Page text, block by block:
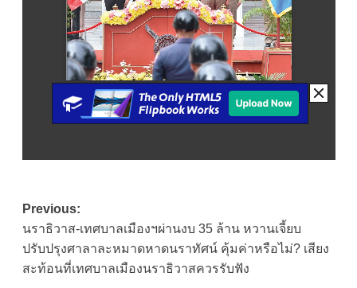
Post
navigation
Previous:
นราธิวาส-เทศบาลเมืองฯผ่านงบ 35 ล้าน หวานเจี้ยบ
ปรับปรุงศาลาละหมาดหาดนราทัศน์ คุ้มค่าหรือไม่? เสียง
สะท้อนที่เทศบาลเมืองนราธิวาสควรรับฟัง